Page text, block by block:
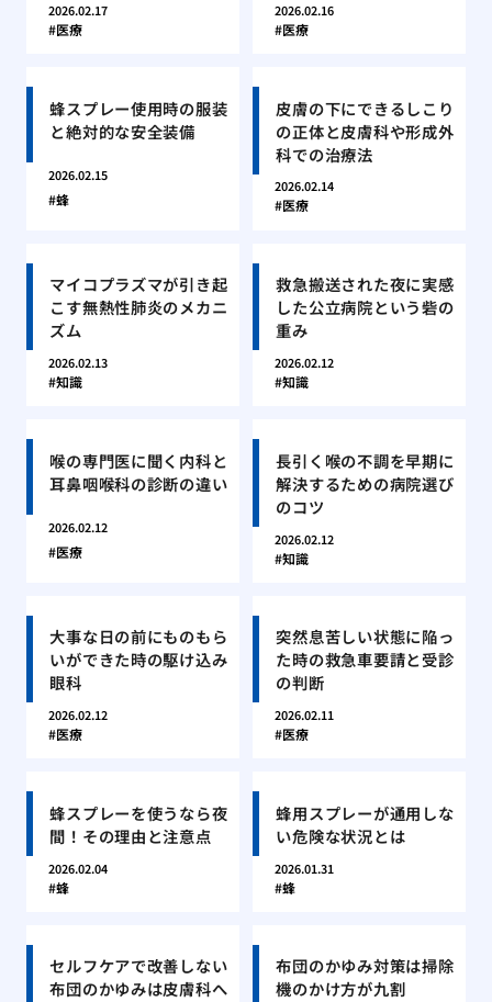
2026.02.17
医療
2026.02.16
医療
蜂スプレー使用時の服装
と絶対的な安全装備
2026.02.15
蜂
皮膚の下にできるしこり
の正体と皮膚科や形成外
科での治療法
2026.02.14
医療
マイコプラズマが引き起
こす無熱性肺炎のメカニ
ズム
2026.02.13
知識
救急搬送された夜に実感
した公立病院という砦の
重み
2026.02.12
知識
喉の専門医に聞く内科と
耳鼻咽喉科の診断の違い
2026.02.12
医療
長引く喉の不調を早期に
解決するための病院選び
のコツ
2026.02.12
知識
大事な日の前にものもら
いができた時の駆け込み
眼科
2026.02.12
医療
突然息苦しい状態に陥っ
た時の救急車要請と受診
の判断
2026.02.11
医療
蜂スプレーを使うなら夜
間！その理由と注意点
2026.02.04
蜂
蜂用スプレーが通用しな
い危険な状況とは
2026.01.31
蜂
セルフケアで改善しない
布団のかゆみは皮膚科へ
布団のかゆみ対策は掃除
機のかけ方が九割